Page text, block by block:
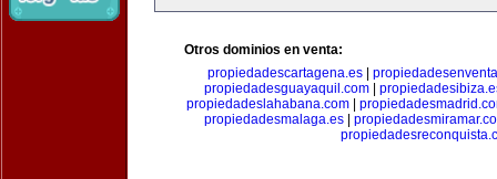
Otros dominios en venta:
propiedadescartagena.es|
propiedadesguayaquil.com
propiedadeslahabana.com|
propiedadesmalaga.es|